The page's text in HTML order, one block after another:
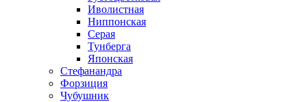
Иволистная
Ниппонская
Серая
Тунберга
Японская
Стефанандра
Форзиция
Чубушник